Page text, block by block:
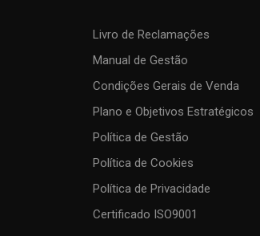
Livro de Reclamações
Manual de Gestão
Condições Gerais de Venda
Plano e Objetivos Estratégicos
Política de Gestão
Política de Cookies
Política de Privacidade
Certificado ISO9001